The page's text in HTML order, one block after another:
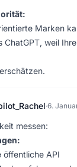
Marken
ChatGPT, weil
·6.
messen:
öffentliche API